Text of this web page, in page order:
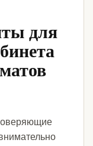
для